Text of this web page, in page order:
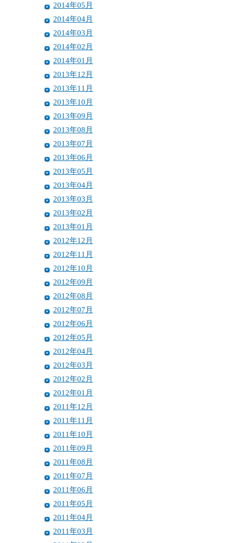
2014年05月
2014年04月
2014年03月
2014年02月
2014年01月
2013年12月
2013年11月
2013年10月
2013年09月
2013年08月
2013年07月
2013年06月
2013年05月
2013年04月
2013年03月
2013年02月
2013年01月
2012年12月
2012年11月
2012年10月
2012年09月
2012年08月
2012年07月
2012年06月
2012年05月
2012年04月
2012年03月
2012年02月
2012年01月
2011年12月
2011年11月
2011年10月
2011年09月
2011年08月
2011年07月
2011年06月
2011年05月
2011年04月
2011年03月